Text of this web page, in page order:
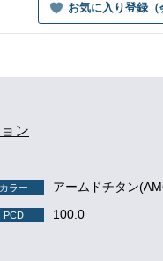
お気に入り登録（
ン
カラー アームドチタン
PCD 100.0